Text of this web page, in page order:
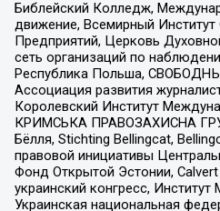
Библейский Колледж,
движение, Всемирный Институт
Предприятий, Церковь
сеть организаций по
Республика Польша,
Ассоциация развития
Королевский Институт
КРИМСЬКА ПРАВОЗАХИСНА
Бёлля, Stichting Bellingcat,
правовой инициативы
Фонд Открытой Эстонии,
украинский конгресс,
Украинская национальная